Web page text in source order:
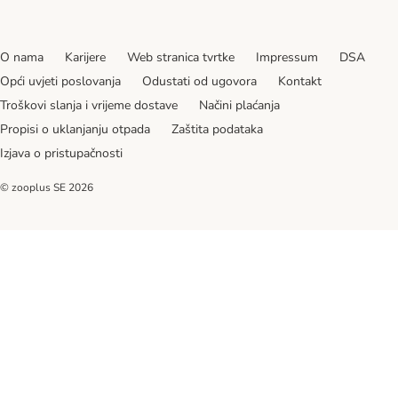
O nama Karijere Web stranica tvrtke Impressum
DSA
Opći uvjeti poslovanja
Odustati od ugovora
Kontakt
Troškovi slanja i vrijeme dostave
Načini plaćanja
Propisi o uklanjanju otpada
Zaštita podataka
Izjava o pristupačnosti
© zooplus SE 2026